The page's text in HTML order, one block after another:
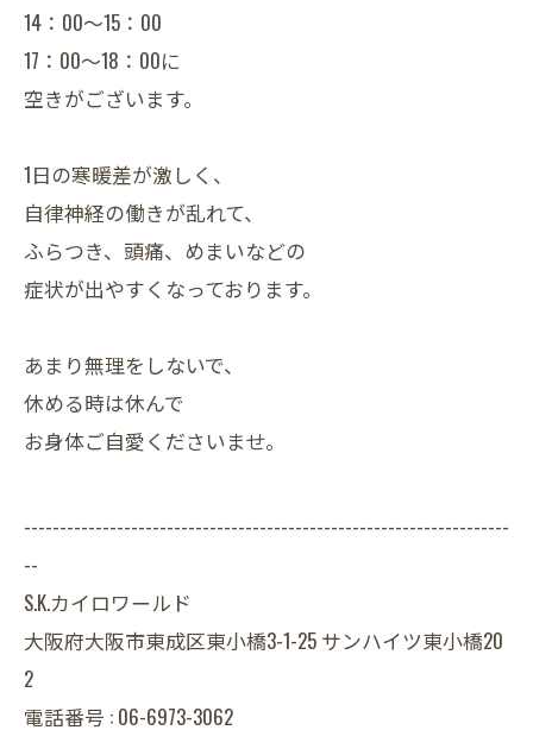
14：00～15：00
17：00～18：00に
空きがございます。
1日の寒暖差が激しく、
自律神経の働きが乱れて、
ふらつき、頭痛、めまいなどの
症状が出やすくなっております。
あまり無理をしないで、
休める時は休んで
お身体ご自愛くださいませ。
--------------------------------------------------------------------
--
S.K.カイロワールド
大阪府大阪市東成区東小橋3-1-25 サンハイツ東小橋20
2
電話番号 : 06-6973-3062